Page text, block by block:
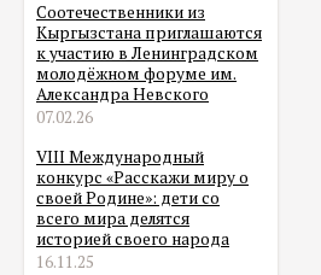
Соотечественники из
Кыргызстана приглашаются
к участию в Ленинградском
молодёжном форуме им.
Александра Невского
07.02.26
VIII Международный
конкурс «Расскажи миру о
своей Родине»: дети со
всего мира делятся
историей своего народа
16.11.25